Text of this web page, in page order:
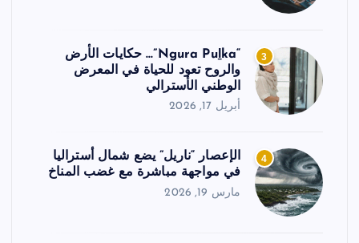
3
“Ngura Puḻka”… حكايات الأرض
والروح تعود للحياة في المعرض
الوطني الأسترالي
أبريل 17, 2026
4
الإعصار “ناريل” يضع شمال أستراليا
في مواجهة مباشرة مع غضب المناخ
مارس 19, 2026